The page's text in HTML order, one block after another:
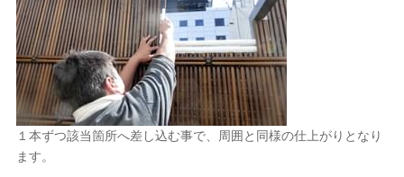
１本ずつ該当箇所へ差し込む事で、周囲と同様の仕上がりとなり
ます。